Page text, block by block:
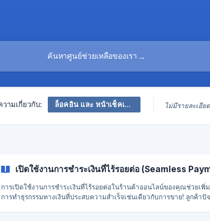
ามเกี่ยวกับ: ล็อคอิน และ หน้าเช็คเอาท์ ไม่มีรายละเอียด
เปิดใช้งานการชำระเงินที่ไร้รอยต่อ (Seamless
การเปิดใช้งานการชำระเงินที่ไร้รอยต่อในร้านค้าออนไลน์ของคุณช่วยเพิ่
การทำธุรกรรมทางเงินที่ประสบความสำเร็จเช่นเดียวกับการขาย! ลูกค้าปั